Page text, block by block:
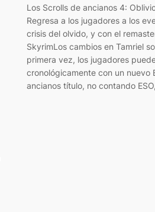
Los Scrolls de ancianos 4:
Regresa a los jugadores a los
crisis del olvido, y con el
SkyrimLos cambios en Tamriel
primera vez, los jugadores
cronológicamente con un nuevo
ancianos título, no contando